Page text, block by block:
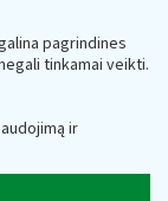
pagrindines
tinkamai veikti.
ir